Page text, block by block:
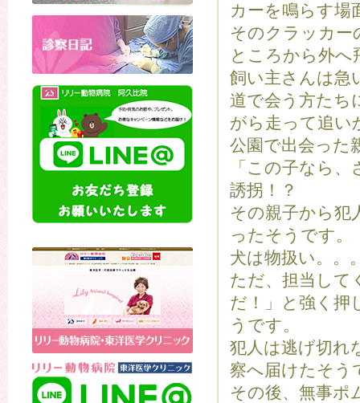
カーを鳴らす場
そのクラッカー
ところから外
飼い主さんは急
道で会う方たち
がら走って追い
公園で出会った
「この子なら
誘拐！？
その親子から犯
ったそうです。
犬は物扱い。。
ただ、担当して
だ！」と強く押
うです。
犯人は逃げ切れ
察へ届けたそう
その後、無事ポ